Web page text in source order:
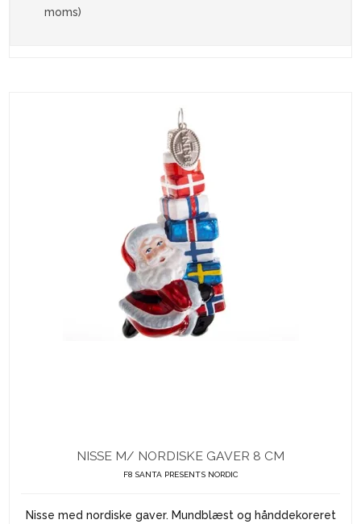
moms)
NISSE M/ NORDISKE GAVER 8 CM
F8 SANTA PRESENTS NORDIC
Nisse med nordiske gaver. Mundblæst og hånddekoreret